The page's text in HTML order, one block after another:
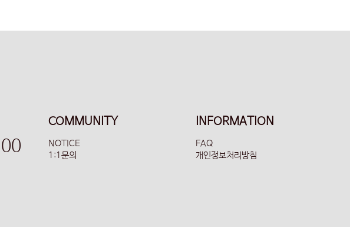
COMMUNITY
NOTICE
1:1문의
INFORMATION
FAQ
개인정보처리방침